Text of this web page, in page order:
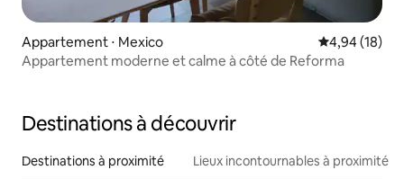
Appartement ⋅ Mexico Évaluation
4,94 (18)
Appartement moderne et calme à côté de Reforma
Destinations à découvrir
Destinations à proximité Lieux incontournables à proximité